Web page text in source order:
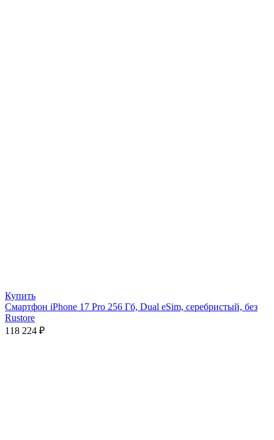
Купить
Смартфон iPhone 17 Pro 256 Гб, Dual eSim, серебристый, без
Rustore
118 224 ₽